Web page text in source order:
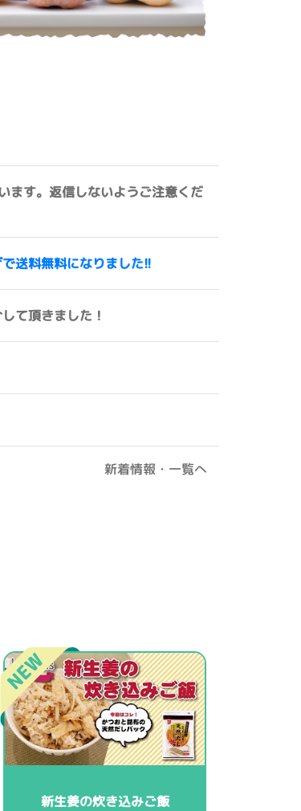
ます。返信しないようご注意くだ
送料無料になりました!!
て頂きました！
新着情報・一覧へ
新生姜の炊き込みご飯